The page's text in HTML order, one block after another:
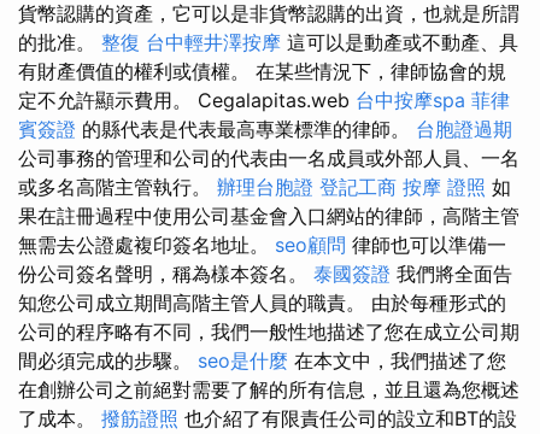
貨幣認購的資產，它可以是非貨幣認購的出資，也就是所謂
的批准。 整復 台中輕井澤按摩 這可以是動產或不動產、具
有財產價值的權利或債權。 在某些情況下，律師協會的規
定不允許顯示費用。 Cegalapitas.web 台中按摩spa 菲律
賓簽證 的縣代表是代表最高專業標準的律師。 台胞證過期
公司事務的管理和公司的代表由一名成員或外部人員、一名
或多名高階主管執行。 辦理台胞證 登記工商 按摩 證照 如
果在註冊過程中使用公司基金會入口網站的律師，高階主管
無需去公證處複印簽名地址。 seo顧問 律師也可以準備一
份公司簽名聲明，稱為樣本簽名。 泰國簽證 我們將全面告
知您公司成立期間高階主管人員的職責。 由於每種形式的
公司的程序略有不同，我們一般性地描述了您在成立公司期
間必須完成的步驟。 seo是什麼 在本文中，我們描述了您
在創辦公司之前絕對需要了解的所有信息，並且還為您概述
了成本。 撥筋證照 也介紹了有限責任公司的設立和BT的設